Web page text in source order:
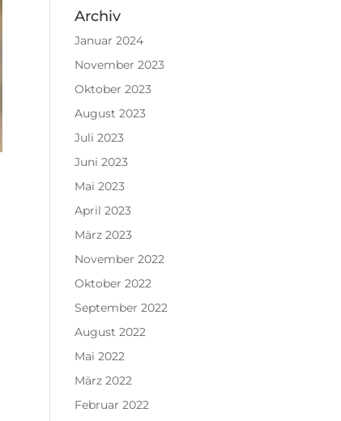
Archiv
Januar 2024
November 2023
Oktober 2023
August 2023
Juli 2023
Juni 2023
Mai 2023
April 2023
März 2023
November 2022
Oktober 2022
September 2022
August 2022
Mai 2022
März 2022
Februar 2022